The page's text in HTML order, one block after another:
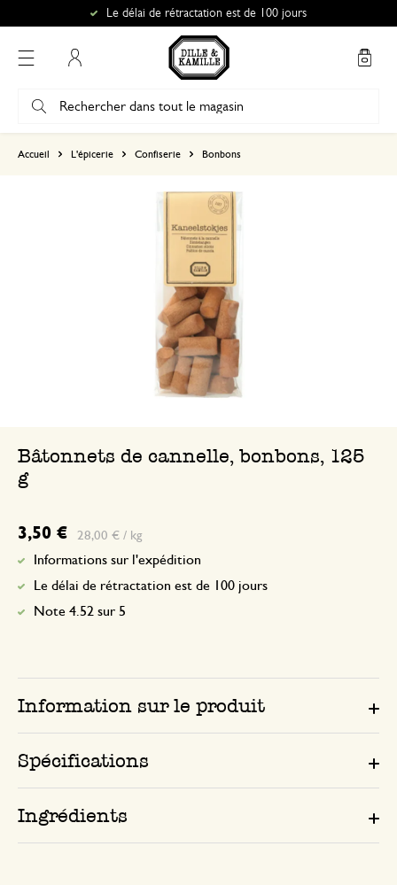
Le délai de rétractation est de 100 jours
Accueil L'épicerie Confiserie Bonbons
Bâtonnets de cannelle, bonbons, 125
g
3,50 € 28,00 € / kg
Informations sur l'expédition
Le délai de rétractation est de 100 jours
Note 4.52 sur 5
Information sur le produit
Spécifications
Ingrédients